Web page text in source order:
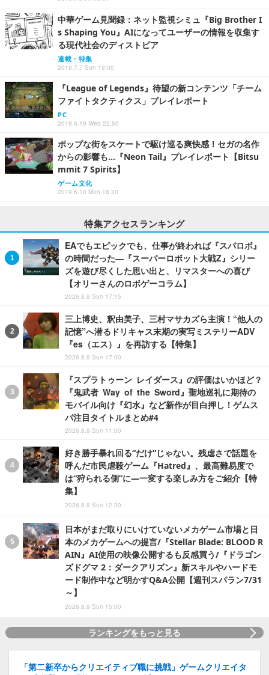
中華ゲーム見聞録：ネット監視シミュ『Big Brother I
s Shaping You』AIになってユーザーの情報を収集す
る現代社会のディストピア
連載・特集
2019.7.7 Sun 19:00
『League of Legends』待望の新コンテンツ「チーム
ファイトタクティクス」プレイレポート
PC
2019.6.19 Wed 22:50
ポップな街をスケートで駆け巡る爽快感！セガの名作
からの影響も…『Neon Tail』プレイレポート【Bitsu
mmit 7 Spirits】
ゲーム文化
2019.6.10 Mon 18:30
特集アクセスランキング
EAでもエピックでも、仕事が終われば『スパロボ』
の時間だった―『スーパーロボット大戦Z』シリー
ズを遊び尽くした思い出と、リマスターへの喜び
【オリーさんのロボゲーコラム】
2026.8.9 Sun 17:15
三上博史、釈由美子、三村マサカズら主演！“他人の
記憶”へ潜るドリキャス末期の実写ミステリーADV
『es（エス）』を再訪する【特集】
2026.8.9 Sun 17:00
『スプラトゥーン レイダース』の評価はいかほど？
『鬼武者 Way of the Sword』聖地巡礼に期待の
モバイル向け『幻水』など新作が目白押し！ゲムス
パ注目タイトルまとめ#4
2026.8.9 Sun 11:00
好き勝手暴れ回る“だけ”じゃない。残虐さで話題を
呼んだ市民虐殺ゲーム『Hatred』、最高難易度で
は“狩られる側”に―一変する楽しみ方をご紹介【特
集】
2026.8.9 Sun 12:30
日本がまだ取りにいけていないメカゲーム市場と日
本のメカゲームへの提言/『Stellar Blade: BLOOD R
AIN』AI使用の映像公開するも反感買う/『ドラゴン
ズドグマ 2：ダークアリズン』新スキルやハードモ
ード制作中など明かすQ&A公開【週刊スパラン7/31
～】
2026.8.9 Sun 15:00
ランキングをもっと見る
「第二新卒からクリエイティブ職に挑戦」ゲームクリエイタ